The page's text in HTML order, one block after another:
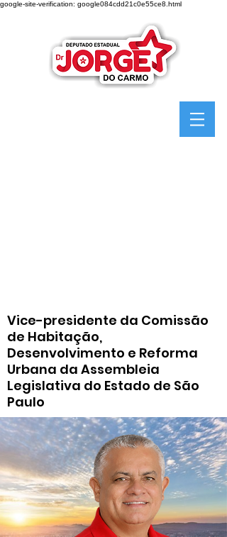
google-site-verification: google084cdd21c0e55ce8.html
Vice-presidente da Comissão
de Habitação,
Desenvolvimento e Reforma
Urbana da Assembleia
Legislativa do Estado de São
Paulo